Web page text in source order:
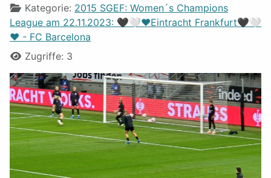
Kategorie: 2015 SGEF: Women´s Champions
League am 22.11.2023: 🖤🤍❤️Eintracht Frankfurt🖤🤍
❤️ - FC Barcelona
Zugriffe: 3